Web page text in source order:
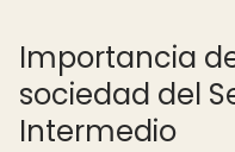
Importancia
sociedad del
Intermedio